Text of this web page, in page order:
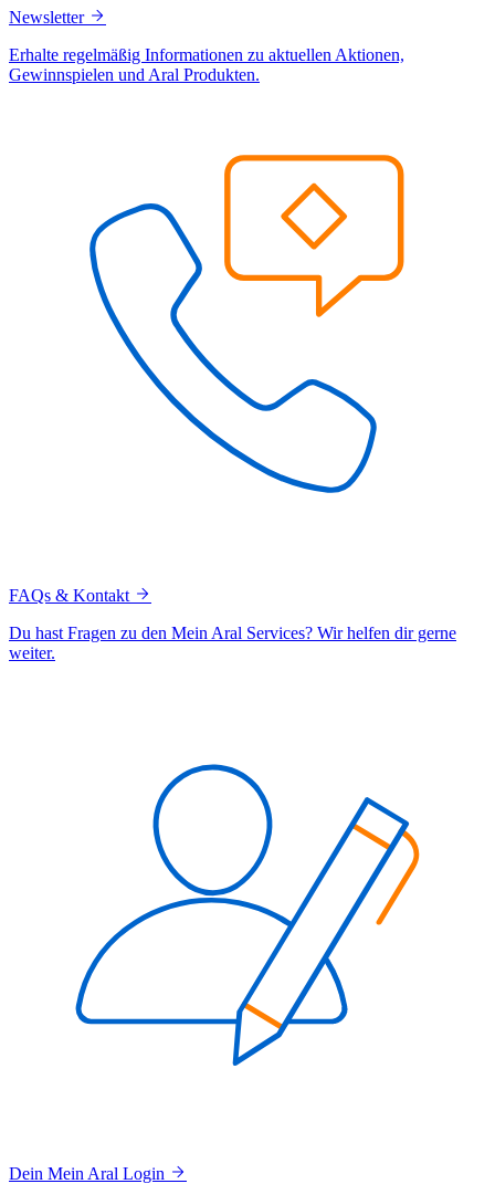
Newsletter
Erhalte regelmäßig Informationen zu aktuellen Aktionen,
Gewinnspielen und Aral Produkten.
FAQs & Kontakt
Du hast Fragen zu den Mein Aral Services? Wir helfen dir gerne
weiter.
Dein Mein Aral Login